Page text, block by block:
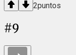
2puntos
#9